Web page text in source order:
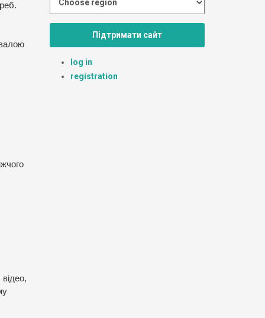
Підтримати сайт
log in
registration